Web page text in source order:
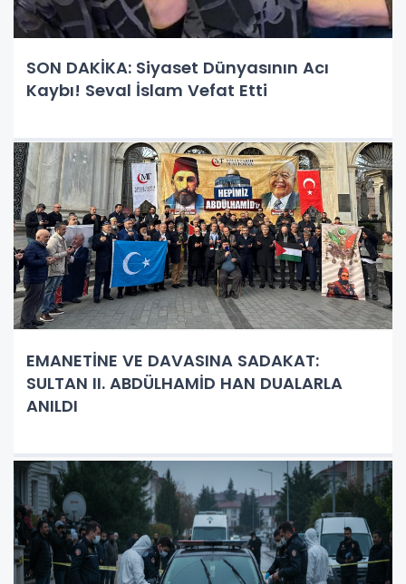
SON DAKİKA: Siyaset Dünyasının Acı
Kaybı! Seval İslam Vefat Etti
EMANETİNE VE DAVASINA SADAKAT:
SULTAN II. ABDÜLHAMİD HAN DUALARLA
ANILDI